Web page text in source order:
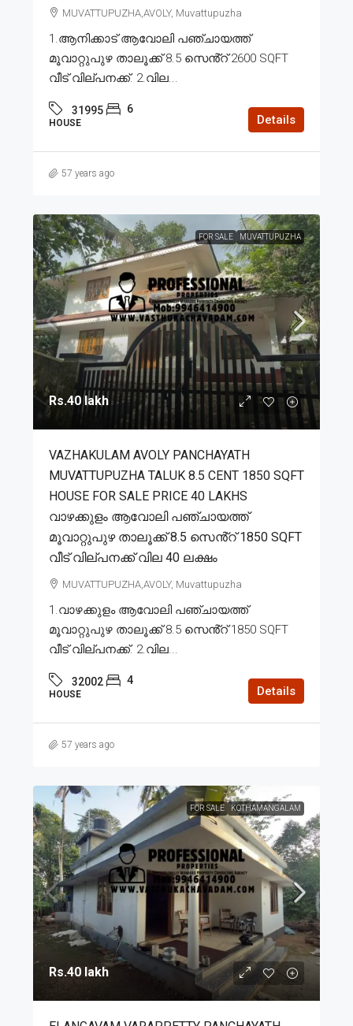
MUVATTUPUZHA,AVOLY, Muvattupuzha
1.ആനിക്കാട് ആവോലി പഞ്ചായത്ത്
മൂവാറ്റുപുഴ താലൂക്ക് 8.5 സെൻ്റ് 2600 SQFT
വീട് വില്പനക്ക്. 2.വില...
31995 6
HOUSE Details
57 years ago
FOR SALE MUVATTUPUZHA
Rs.40 lakh
VAZHAKULAM AVOLY PANCHAYATH
MUVATTUPUZHA TALUK 8.5 CENT 1850 SQFT
HOUSE FOR SALE PRICE 40 LAKHS
വാഴക്കുളം ആവോലി പഞ്ചായത്ത്
മൂവാറ്റുപുഴ താലൂക്ക് 8.5 സെൻ്റ് 1850 SQFT
വീട് വില്പനക്ക് വില 40 ലക്ഷം
MUVATTUPUZHA,AVOLY, Muvattupuzha
1.വാഴക്കുളം ആവോലി പഞ്ചായത്ത്
മൂവാറ്റുപുഴ താലൂക്ക് 8.5 സെൻ്റ് 1850 SQFT
വീട് വില്പനക്ക്. 2.വില...
32002 4
HOUSE Details
57 years ago
FOR SALE KOTHAMANGALAM
Rs.40 lakh